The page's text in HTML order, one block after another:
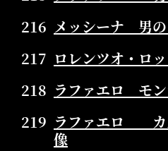
216 メッシーナ 男
217 ロレンツオ・ロ
218 ラファエロ モン
219 ラファエロ カ
像